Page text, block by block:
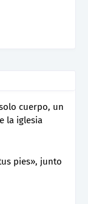
cuerpo, un
la iglesia
pies», junto